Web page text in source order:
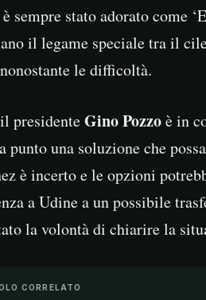
è sempre stato adorato come
il legame speciale tra il
le difficoltà.
presidenteGino Pozzoè in
punto una soluzione che
è incerto e le opzioni
a Udine a un possibile
la volontà di chiarire la
CORRELATO